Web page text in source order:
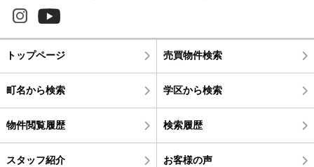
トップページ 売買物件検索
町名から検索 学区から検索
物件閲覧履歴 検索履歴
スタッフ紹介 お客様の声